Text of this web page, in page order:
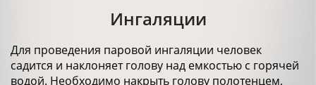
Ингаляции
Для проведения паровой ингаляции человек
садится и наклоняет голову над емкостью с горячей
водой. Необходимо накрыть голову полотенцем,